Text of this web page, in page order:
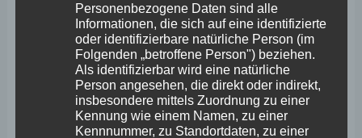
April 2026
März 2026
Februar 2026
Personenbezogene Daten sind alle
Informationen, die sich auf eine identifizierte
oder identifizierbare natürliche Person (im
Folgenden „betroffene Person") beziehen.
Als identifizierbar wird eine natürliche
Person angesehen, die direkt oder indirekt,
insbesondere mittels Zuordnung zu einer
Kennung wie einem Namen, zu einer
Kennnummer, zu Standortdaten, zu einer